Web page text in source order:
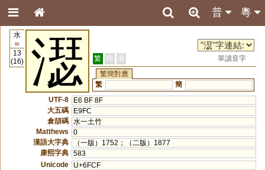
粵
普
水
85
13
(16)
濏 繁 簡 港
單讀音字
繁簡對應
繁
簡
UTF-8
E6 BF 8F
大五碼
E9FC
倉頡碼 水一土竹
Matthews
0
漢語大字典
（一版）1752；（二版）1877
康熙字典 583
Unicode
U+6FCF